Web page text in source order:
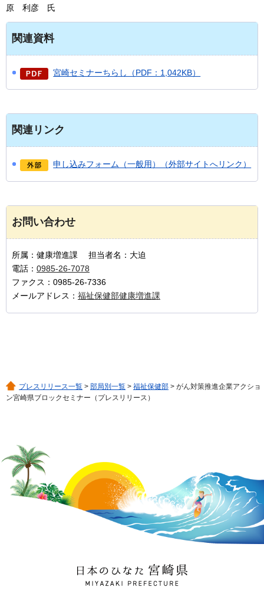
原 利彦
氏
関連資料
宮崎セミナーちらし（PDF：1,042KB）
関連リンク
申し込みフォーム（一般用）（外部サイトへリンク）
お問い合わせ
所属：健康増進課 担当者名：大迫
電話： 0985-26-7078
ファクス：0985-26-7336
メールアドレス： 福祉保健部健康増進課
プレスリリース一覧 > 部局別一覧 > 福祉保健部 > がん対策推進企業アクショ
ン宮崎県ブロックセミナー（プレスリリース）
日本のひなた 宮崎県
MIYAZAKI PREFECTURE